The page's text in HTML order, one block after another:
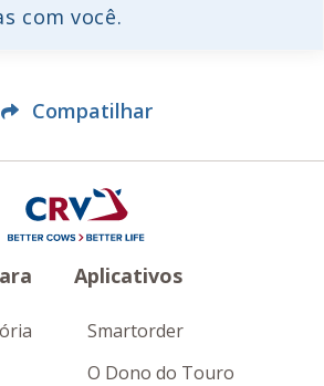
com você.
Compatilhar
Aplicativos
Smartorder
O Dono do Touro